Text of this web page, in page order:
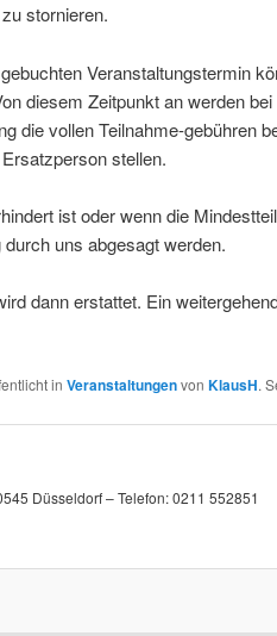
stornieren.
Veranstaltungstermin
diesem Zeitpunkt an werden
die vollen Teilnahme-gebühren
stellen.
ist oder wenn die
uns abgesagt werden.
dann erstattet. Ein
in Veranstaltungenvon KlausH.
Düsseldorf – Telefon: 0211 552851